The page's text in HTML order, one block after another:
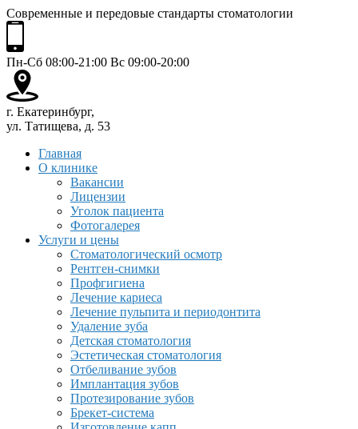
Современные и передовые стандарты стоматологии
Пн-Сб 08:00-21:00 Вс 09:00-20:00
г. Екатеринбург,
ул. Татищева, д. 53
Главная
О клинике
Вакансии
Лицензии
Уголок пациента
Фотогалерея
Услуги и цены
Стоматологический осмотр
Рентген-снимки
Профгигиена
Лечение кариеса
Лечение пульпита и периодонтита
Удаление зуба
Детская стоматология
Эстетическая стоматология
Отбеливание зубов
Имплантация зубов
Протезирование зубов
Брекет-система